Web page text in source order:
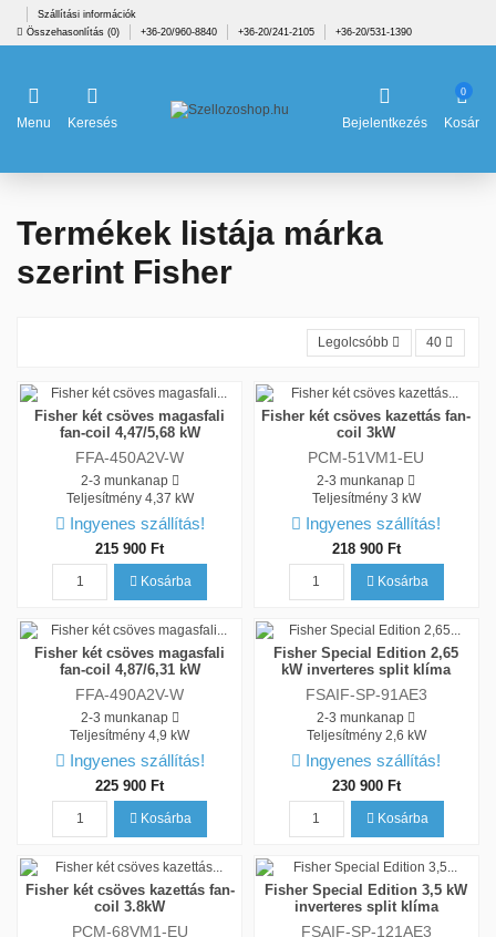
Szállítási információk
Összehasonlítás (0) +36-20/960-8840 +36-20/241-2105 +36-20/531-1390
Menu Keresés Bejelentkezés
0
Kosár
Termékek listája márka
szerint Fisher
Legolcsóbb 40
Fisher két csöves magasfali
fan-coil 4,47/5,68 kW
FFA-450A2V-W
2-3 munkanap
Teljesítmény 4,37 kW
Ingyenes szállítás!
215 900 Ft
Kosárba
Fisher két csöves kazettás fan-
coil 3kW
PCM-51VM1-EU
2-3 munkanap
Teljesítmény 3 kW
Ingyenes szállítás!
218 900 Ft
Kosárba
Fisher két csöves magasfali
fan-coil 4,87/6,31 kW
FFA-490A2V-W
2-3 munkanap
Teljesítmény4,9 kW
Ingyenes szállítás!
225 900 Ft
Kosárba
Fisher Special Edition 2,65
kW inverteres split klíma
FSAIF-SP-91AE3
2-3 munkanap
Teljesítmény 2,6 kW
Ingyenes szállítás!
230 900 Ft
Kosárba
Fisher két csöves kazettás fan-
coil 3.8kW
PCM-68VM1-EU
Fisher Special Edition 3,5 kW
inverteres split klíma
FSAIF-SP-121AE3